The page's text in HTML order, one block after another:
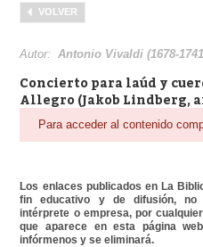
Menu
Biblioteca
Área personal
VOLVER
Autor:Antonio Vivaldi (1678-
Concierto para laúd y
Allegro (Jakob Lindberg,
Para acceder al contenido
Los enlaces publicados en La
fin educativo y de difusión, no
intérprete o empresa, por
que aparece en esta página
infórmenos y se eliminará.